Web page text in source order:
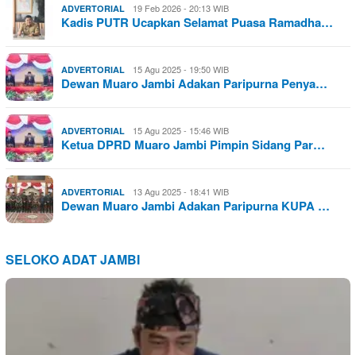
ADVERTORIAL 19 Feb 2026 - 20:13 WIB
Kadis PUTR Ucapkan Selamat Puasa Ramadha…
ADVERTORIAL 15 Agu 2025 - 19:50 WIB
Dewan Muaro Jambi Adakan Paripurna Penya…
ADVERTORIAL 15 Agu 2025 - 15:46 WIB
Ketua DPRD Muaro Jambi Pimpin Sidang Par…
ADVERTORIAL 13 Agu 2025 - 18:41 WIB
Dewan Muaro Jambi Adakan Paripurna KUPA …
SELOKO ADAT JAMBI